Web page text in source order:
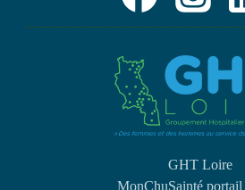
GHT Loire
MonChuSainté portail